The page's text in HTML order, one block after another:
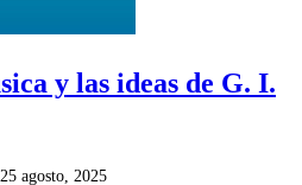
y las ideas de G. I.
25 agosto, 2025